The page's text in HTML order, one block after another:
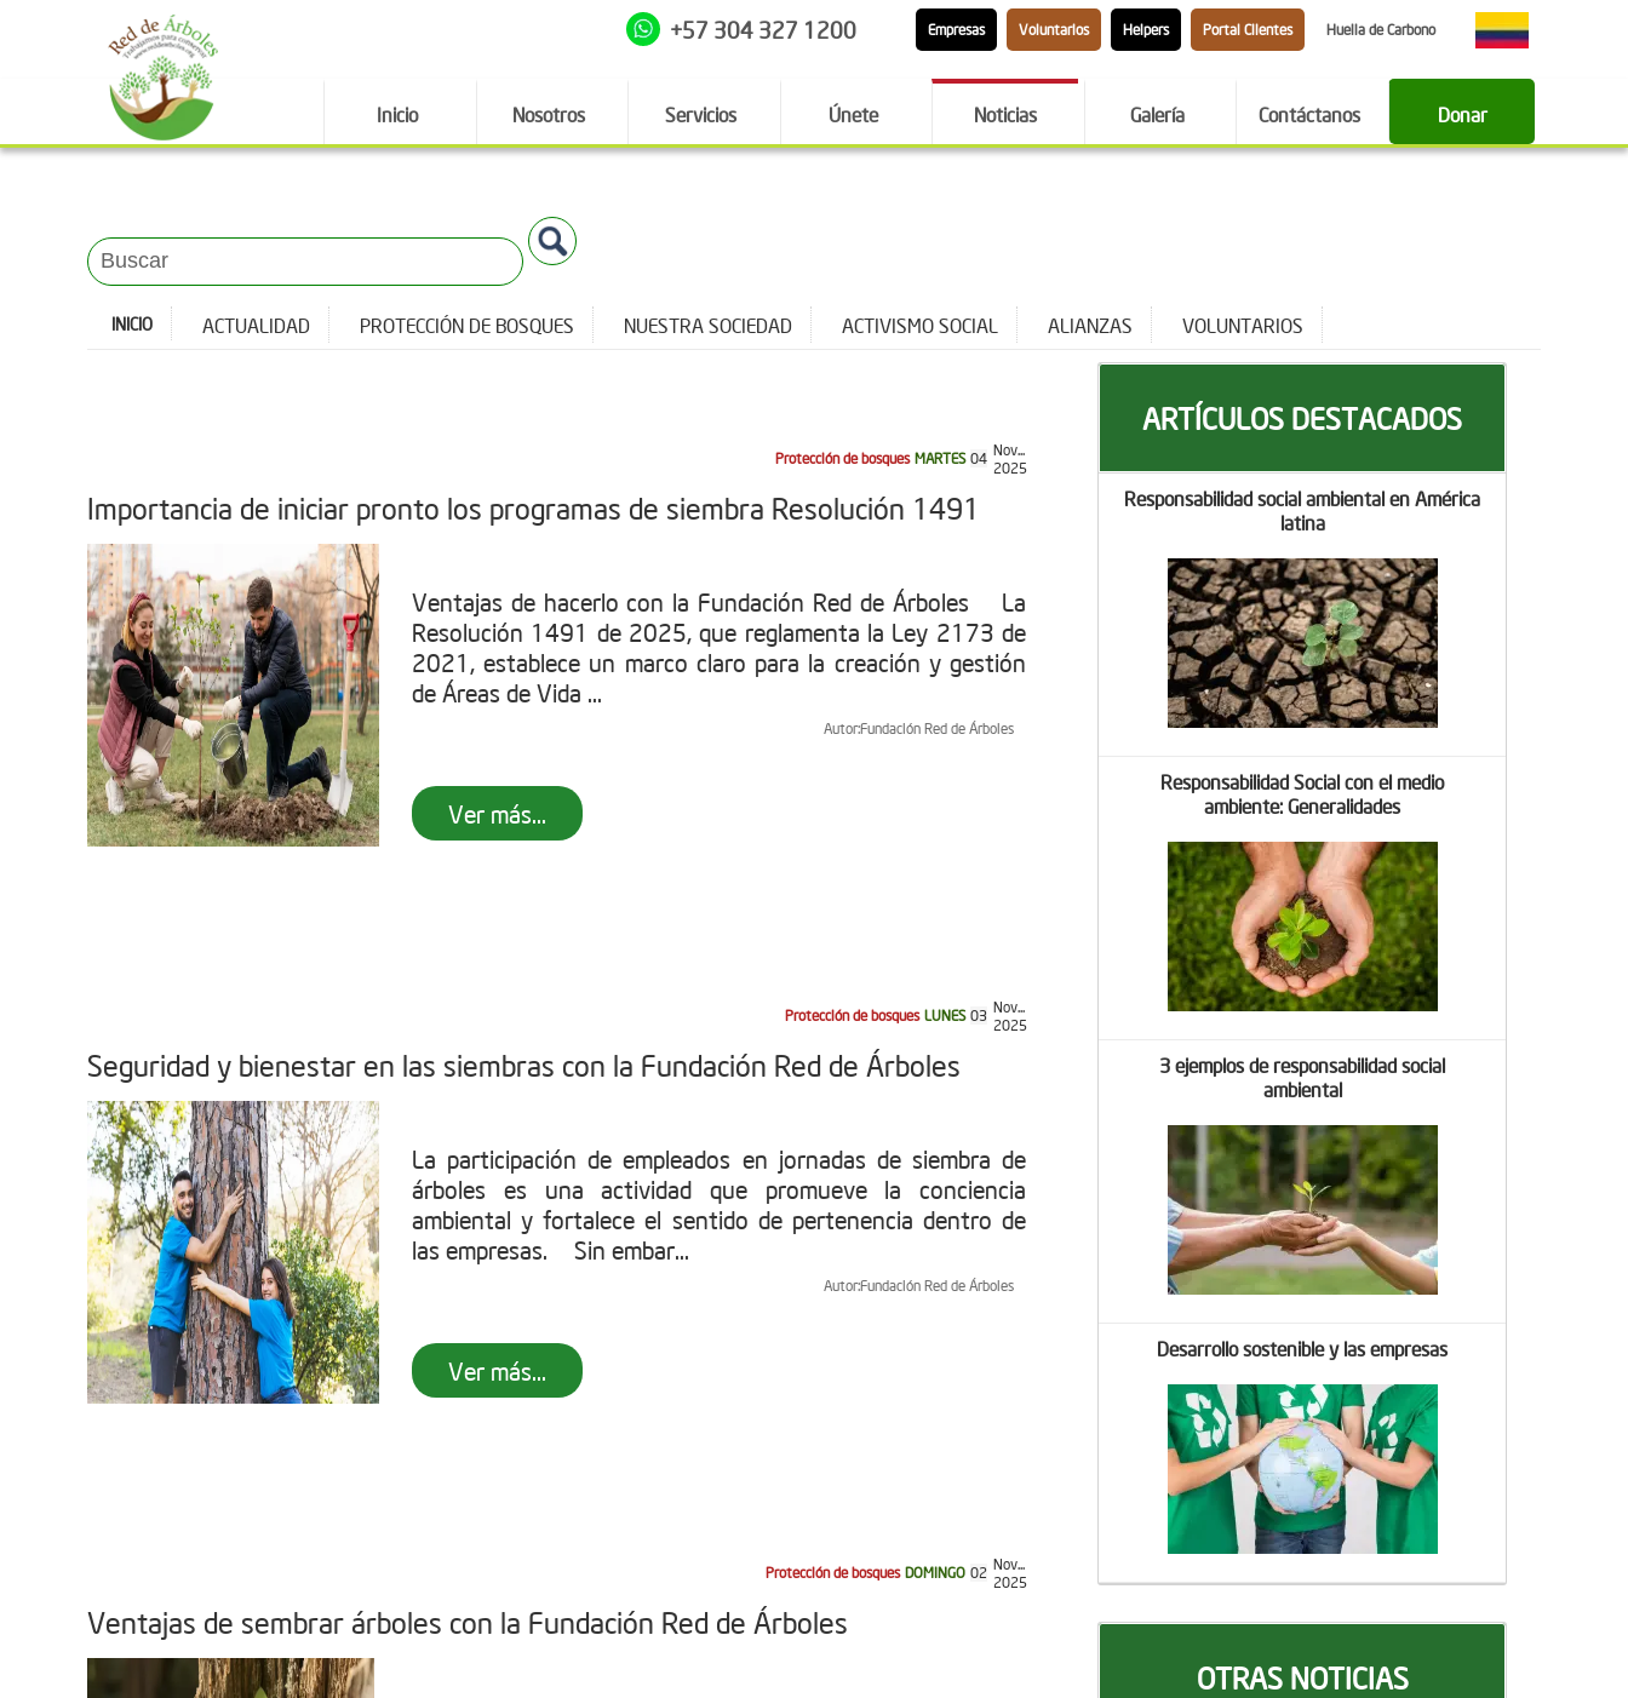
+57 304 327 1200 Empresas Voluntarios Helpers Portal Clientes Huella de Carbono
Inicio Nosotros Servicios Únete Noticias Galería Contáctanos Donar
INICIO ACTUALIDAD PROTECCIÓN DE BOSQUES NUESTRA SOCIEDAD ACTIVISMO SOCIAL ALIANZAS VOLUNTARIOS
Protección de bosques MARTES 04 Nov...
2025
Importancia de iniciar pronto los programas de siembra Resolución 1491
Ventajas de hacerlo con la Fundación Red de Árboles La
Resolución 1491 de 2025, que reglamenta la Ley 2173 de
2021, establece un marco claro para la creación y gestión
de Áreas de Vida ...
Autor:Fundación Red de Árboles
Ver más...
Protección de bosques LUNES 03 Nov...
2025
Seguridad y bienestar en las siembras con la Fundación Red de Árboles
La participación de empleados en jornadas de siembra de
árboles es una actividad que promueve la conciencia
ambiental y fortalece el sentido de pertenencia dentro de
las empresas. Sin embar...
Autor:Fundación Red de Árboles
Ver más...
Protección de bosques DOMINGO 02 Nov...
2025
Ventajas de sembrar árboles con la Fundación Red de Árboles
ARTÍCULOS DESTACADOS
Responsabilidad social ambiental en América
latina
Responsabilidad Social con el medio
ambiente: Generalidades
3 ejemplos de responsabilidad social
ambiental
Desarrollo sostenible y las empresas
OTRAS NOTICIAS